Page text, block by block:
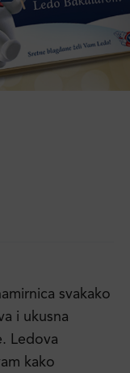
svakako
i ukusna
Ledova
kako